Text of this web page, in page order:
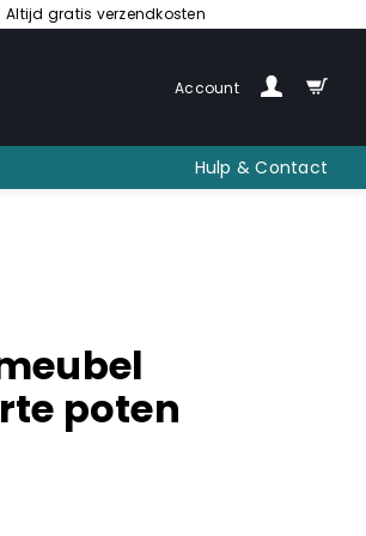
Altijd gratis verzendkosten
Account
Hulp & Contact
poten